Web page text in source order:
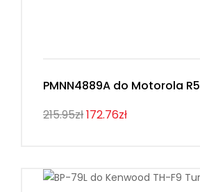
PMNN4889A do Motorola R5
215.95zł172.76zł